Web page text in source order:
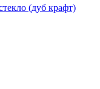
(дуб крафт)